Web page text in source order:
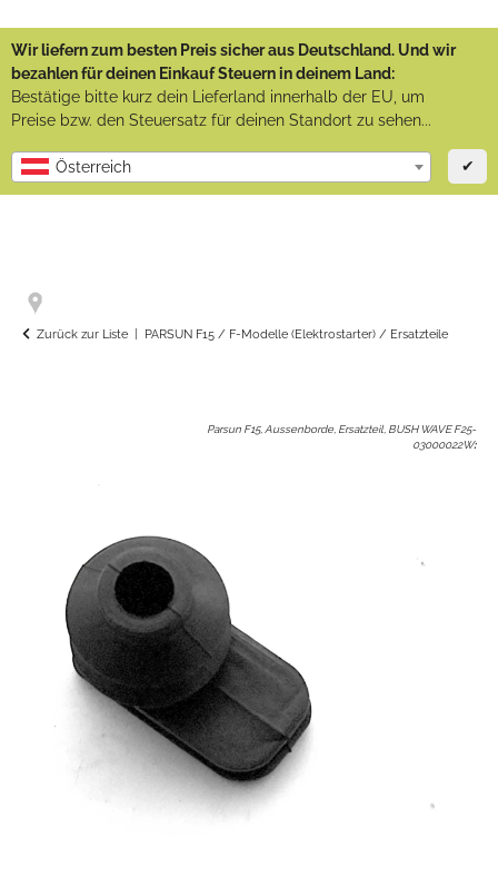
Wir liefern zum besten Preis sicher aus Deutschland. Und wir
bezahlen für deinen Einkauf Steuern in deinem Land:
Bestätige bitte kurz dein Lieferland innerhalb der EU, um
Preise bzw. den Steuersatz für deinen Standort zu sehen...
Österreich ✔
Zurück zur Liste PARSUN F15 / F-Modelle (Elektrostarter) / Ersatzteile
Parsun F15, Aussenborde, Ersatzteil, BUSH WAVE F25-
03000022W: